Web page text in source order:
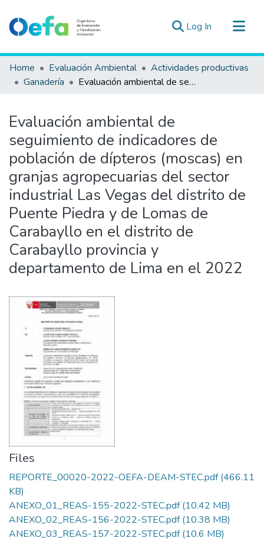
Log In (current)
Communities & Collections
All of DSpace
Estad. Externas
Guias ▾
Home Evaluación Ambiental
Actividades productivas
Ganadería
Evaluación ambiental de seguimiento de indicadores de población de dípteros (moscas) en granjas agropecuarias del sector industrial Las Vegas del distrito de Puente Piedra y de Lomas de Carabayllo en el distrito de Carabayllo provincia y departamento de Lima en el 2022
Evaluación ambiental de
seguimiento de indicadores de
población de dípteros (moscas) en
granjas agropecuarias del sector
industrial Las Vegas del distrito de
Puente Piedra y de Lomas de
Carabayllo en el distrito de
Carabayllo provincia y
departamento de Lima en el 2022
Files
REPORTE_00020-2022-OEFA-DEAM-STEC.pdf(466.11
KB)
ANEXO_01_REAS-155-2022-STEC.pdf(10.42 MB)
ANEXO_02_REAS-156-2022-STEC.pdf(10.38 MB)
ANEXO_03_REAS-157-2022-STEC.pdf(10.6 MB)